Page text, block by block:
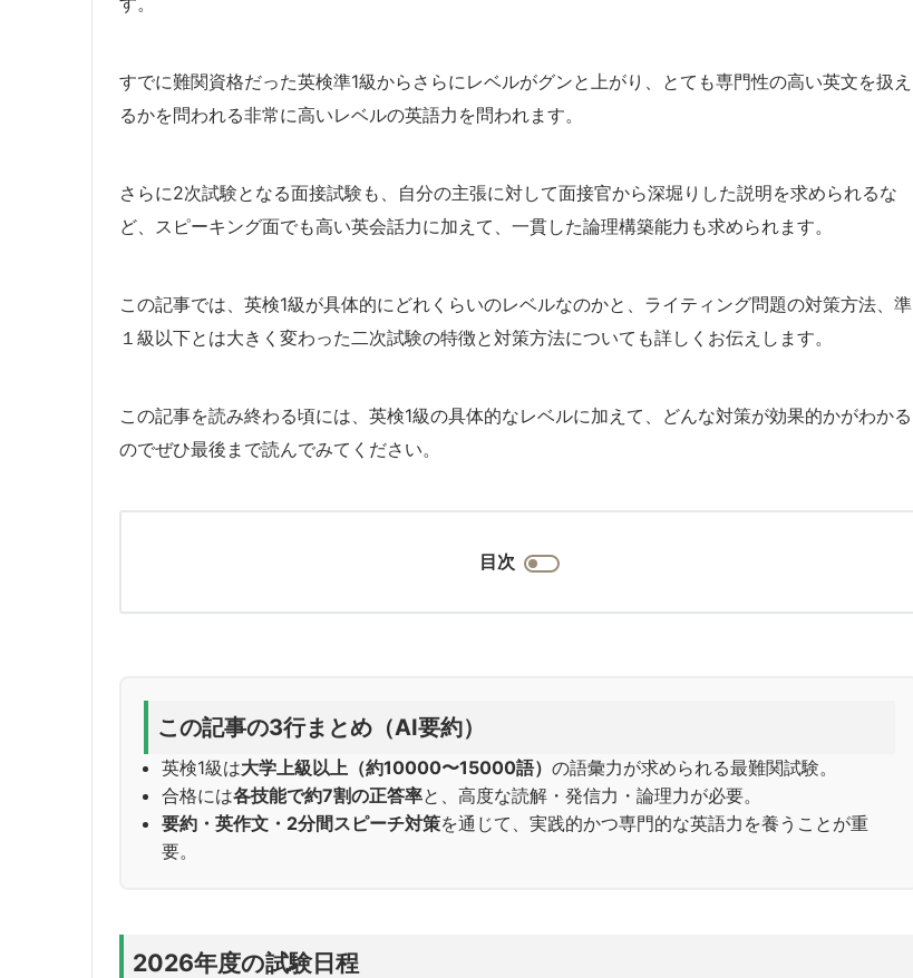
すでに難関資格だった英検準1級からさらにレベルがグンと上がり、とても専門性の高い英文を扱え
るかを問われる非常に高いレベルの英語力を問われます。
さらに2次試験となる面接試験も、自分の主張に対して面接官から深堀りした説明を求められるな
ど、スピーキング面でも高い英会話力に加えて、一貫した論理構築能力も求められます。
この記事では、英検1級が具体的にどれくらいのレベルなのかと、ライティング問題の対策方法、準
１級以下とは大きく変わった二次試験の特徴と対策方法についても詳しくお伝えします。
この記事を読み終わる頃には、英検1級の具体的なレベルに加えて、どんな対策が効果的かがわかる
のでぜひ最後まで読んでみてください。
目次
この記事の3行まとめ（AI要約）
英検1級は大学上級以上（約10000〜15000語） の語彙力が求められる最難関試験。
合格には各技能で約7割の正答率と、高度な読解・発信力・論理力が必要。
要約・英作文・2分間スピーチ対策を通じて、実践的かつ専門的な英語力を養うことが重
要。
2026年度の試験日程